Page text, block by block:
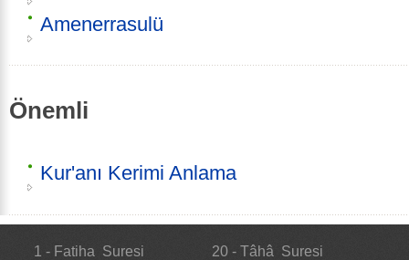
Amenerrasulü
Önemli
Kur'anı Kerimi Anlama
1 - Fatiha Suresi
20 - Tâhâ Suresi